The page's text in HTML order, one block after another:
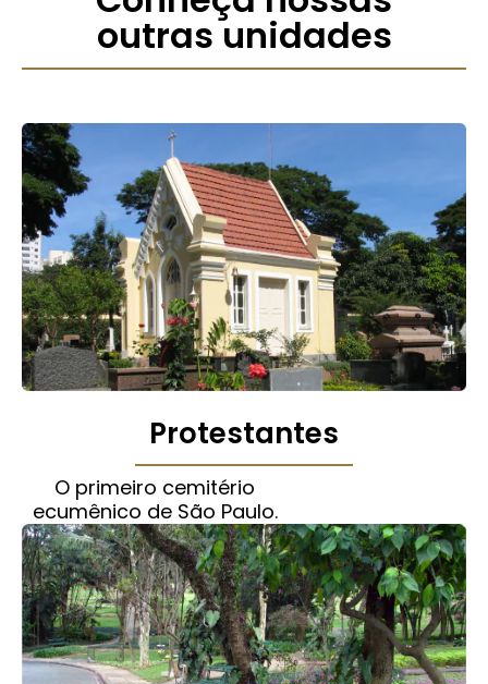
outras unidades
Protestantes
O primeiro cemitério
ecumênico de São Paulo.